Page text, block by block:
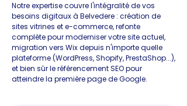
Notre expertise couvre l'intégralité de vos
besoins digitaux à Belvedere : création de
sites vitrines et e-commerce, refonte
complète pour moderniser votre site actuel,
migration vers Wix depuis n'importe quelle
plateforme (WordPress, Shopify, PrestaShop...),
et bien sûr le référencement SEO pour
atteindre la première page de Google.